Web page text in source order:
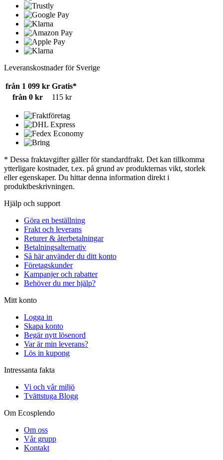
Leveranskostnader för Sverige
från 1 099 kr Gratis*
från 0 kr
115 kr
* Dessa fraktavgifter gäller för standardfrakt. Det kan tillkomma
ytterligare kostnader, t.ex. på grund av produkternas vikt, storlek
eller egenskaper. Du hittar denna information direkt i
produktbeskrivningen.
Hjälp och support
Göra en beställning
Frakt och leverans
Returer & återbetalningar
Betalningsalternativ
Så här använder du ditt konto
Företagskunder
Kampanjer och rabatter
Behöver du mer hjälp?
Mitt konto
Logga in
Skapa konto
Begär nytt lösenord
Var är min leverans?
Lös in kupong
Intressanta fakta
Vi och vår miljö
Tvättstuga Blogg
Om Ecosplendo
Om oss
Vår grupp
Kontakt